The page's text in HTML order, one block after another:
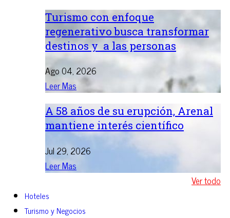
Turismo con enfoque
regenerativo busca transformar
destinos y a las personas
Ago 04, 2026
Leer Mas
A 58 años de su erupción, Arenal
mantiene interés científico
Jul 29, 2026
Leer Mas
Ver todo
Hoteles
Turismo y Negocios